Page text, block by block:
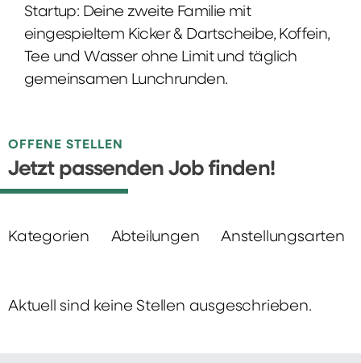
Startup: Deine zweite Familie mit
eingespieltem Kicker & Dartscheibe, Koffein,
Tee und Wasser ohne Limit und täglich
gemeinsamen Lunchrunden.
OFFENE STELLEN
Jetzt passenden Job finden!
Kategorien Abteilungen Anstellungsarten
Aktuell sind keine Stellen ausgeschrieben.